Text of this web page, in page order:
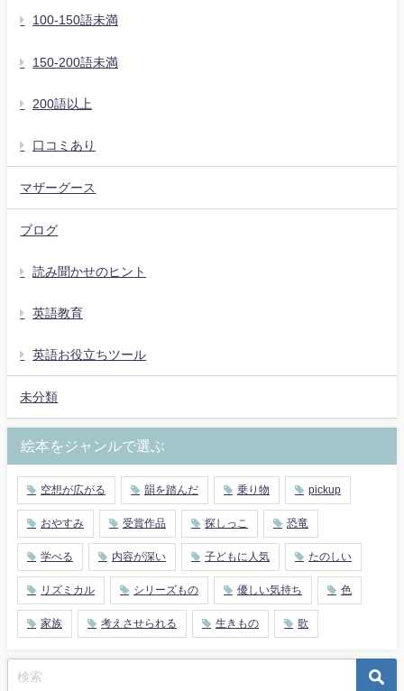
100-150語未満
150-200語未満
200語以上
口コミあり
マザーグース
ブログ
読み聞かせのヒント
英語教育
英語お役立ちツール
未分類
絵本をジャンルで選ぶ
空想が広がる 韻を踏んだ 乗り物 pickup
おやすみ 受賞作品 探しっこ 恐竜
学べる 内容が深い 子どもに人気 たのしい
リズミカル シリーズもの 優しい気持ち 色
家族 考えさせられる 生きもの 歌